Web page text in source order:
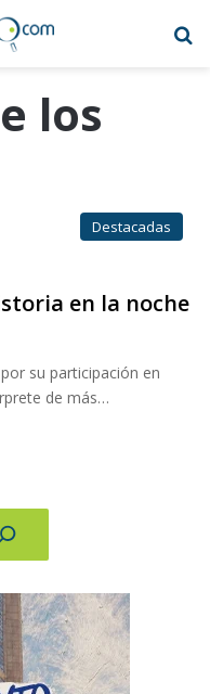
los
Destacadas
en la noche
su participación en
de más…